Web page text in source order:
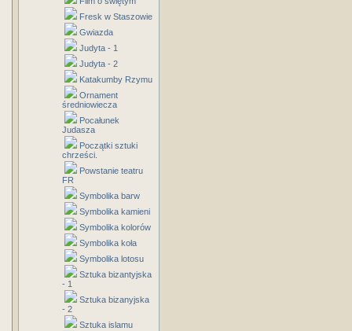
Fresk w Staszowie
Gwiazda
Judyta - 1
Judyta - 2
Katakumby Rzymu
Ornament
średniowiecza
Pocałunek
Judasza
Początki sztuki
chrześci.
Powstanie teatru
FR
Symbolika barw
Symbolika kamieni
Symbolika kolorów
Symbolika koła
Symbolika lotosu
Sztuka bizantyjska
- 1
Sztuka bizanyjska
- 2
Sztuka islamu